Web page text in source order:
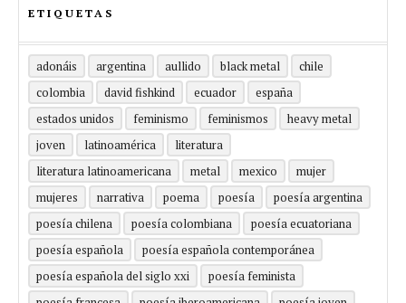
ETIQUETAS
adonáis argentina aullido black metal
chile
colombia
david fishkind ecuador
españa
estados unidos
feminismo feminismos
heavy metal
joven
latinoamérica
literatura
literatura latinoamericana
metal mexico
mujer
mujeres
narrativa poema poesía
poesía argentina
poesía chilena
poesía colombiana
poesía ecuatoriana
poesía española
poesía española contemporánea
poesía española del siglo xxi
poesía feminista